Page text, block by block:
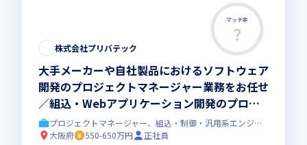
マッチ率
株式会社プリバテック
大手メーカーや自社製品におけるソフトウェア
開発のプロジェクトマネージャー業務をお任せ
／組込・Webアプリケーション開発のプロジ
ェクト管理や顧客・パートナー折衝を担当して
いただきます
プロジェクトマネージャー、組込・制御・汎用系エンジニア
大阪府
550-650万円
正社員